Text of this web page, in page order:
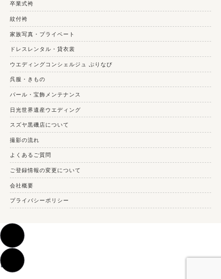
卒業式袴
紋付袴
家族写真・プライベート
ドレスレンタル・貸衣裳
ウエディングコンシェルジュ ぷりなび
呉服・きもの
パール・宝飾メンテナンス
日光世界遺産ウエディング
スズヤ黒磯店について
撮影の流れ
よくあるご質問
ご登録情報の変更について
会社概要
プライバシーポリシー